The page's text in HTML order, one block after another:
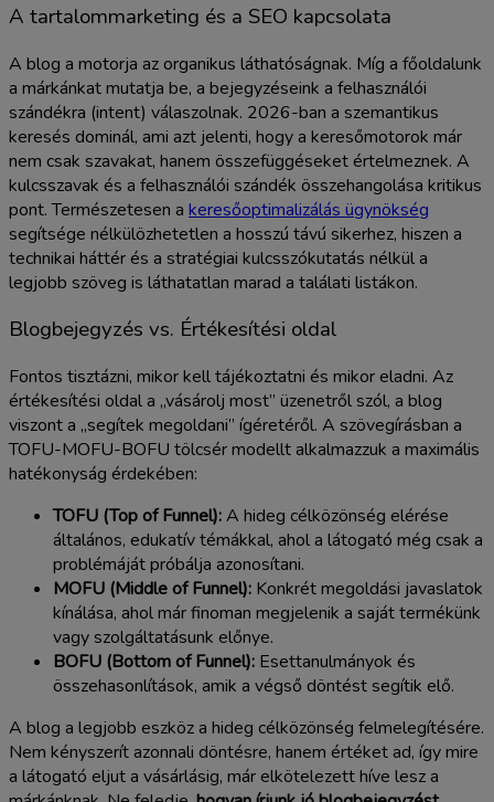
A tartalommarketing és a SEO kapcsolata
A blog a motorja az organikus láthatóságnak. Míg a főoldalunk
a márkánkat mutatja be, a bejegyzéseink a felhasználói
szándékra (intent) válaszolnak. 2026-ban a szemantikus
keresés dominál, ami azt jelenti, hogy a keresőmotorok már
nem csak szavakat, hanem összefüggéseket értelmeznek. A
kulcsszavak és a felhasználói szándék összehangolása kritikus
pont. Természetesen a keresőoptimalizálás ügynökség
segítsége nélkülözhetetlen a hosszú távú sikerhez, hiszen a
technikai háttér és a stratégiai kulcsszókutatás nélkül a
legjobb szöveg is láthatatlan marad a találati listákon.
Blogbejegyzés vs. Értékesítési oldal
Fontos tisztázni, mikor kell tájékoztatni és mikor eladni. Az
értékesítési oldal a „vásárolj most” üzenetről szól, a blog
viszont a „segítek megoldani” ígéretéről. A szövegírásban a
TOFU-MOFU-BOFU tölcsér modellt alkalmazzuk a maximális
hatékonyság érdekében:
TOFU (Top of Funnel):A hideg célközönség elérése
általános, edukatív témákkal, ahol a látogató még csak a
problémáját próbálja azonosítani.
MOFU (Middle of Funnel): Konkrét megoldási javaslatok
kínálása, ahol már finoman megjelenik a saját termékünk
vagy szolgáltatásunk előnye.
BOFU (Bottom of Funnel): Esettanulmányok és
összehasonlítások, amik a végső döntést segítik elő.
A blog a legjobb eszköz a hideg célközönség felmelegítésére.
Nem kényszerít azonnali döntésre, hanem értéket ad, így mire
a látogató eljut a vásárlásig, már elkötelezett híve lesz a